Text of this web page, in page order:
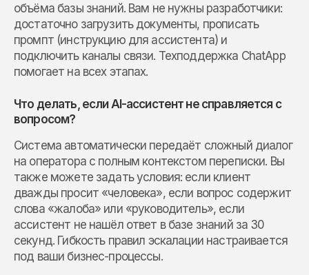
объёма базы знаний. Вам не нужны разработчики:
достаточно загрузить документы, прописать
промпт (инструкцию для ассистента) и
подключить каналы связи. Техподдержка ChatApp
помогает на всех этапах.
Что делать, если AI-ассистент не справляется с
вопросом?
Система автоматически передаёт сложный диалог
на оператора с полным контекстом переписки. Вы
также можете задать условия: если клиент
дважды просит «человека», если вопрос содержит
слова «жалоба» или «руководитель», если
ассистент не нашёл ответ в базе знаний за 30
секунд. Гибкость правил эскалации настраивается
под ваши бизнес-процессы.